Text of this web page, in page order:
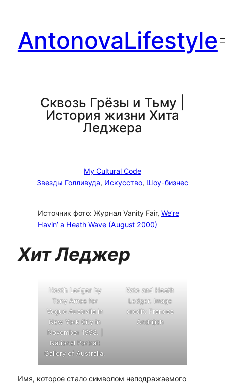
содержимому
AntonovaLifestyle
Сквозь Грёзы и Тьму |
История жизни Хита
Леджера
My Cultural Code
Звезды Голливуда, Искусство, Шоу-бизнес
Источник фото: Журнал Vanity Fair, We’re
Havin’ a Heath Wave (August 2000)
Хит Леджер
Heath Ledger by
Tony Amos for
Vogue Australia in
New York City in
November 1998. |
National Portrait
Gallery of Australia.
Kate and Heath
Ledger. Image
credit: Frances
Andrijich
Имя, которое стало символом неподражаемого